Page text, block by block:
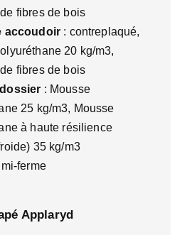
fibres de bois
accoudoir : contreplaqué,
20 kg/m3,
fibres de bois
: Mousse
25 kg/m3, Mousse
à haute résilience
35 kg/m3
mi-ferme
Applaryd